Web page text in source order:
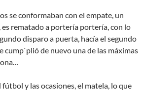
se conformaban con el empate, un
es rematado a portería portería, con lo
disparo a puerta, hacía el segundo
cump`plió de nuevo una de las máximas
y las ocasiones, el matela, lo que